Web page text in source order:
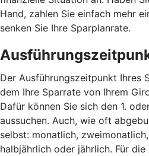
Hand, zahlen Sie einfach mehr
senken Sie Ihre Sparplanrate.
Der Ausführungszeitpunkt Ihres
dem Ihre Sparrate von Ihrem
Dafür können Sie sich den 1.
aussuchen. Auch, wie oft
selbst: monatlich,
halbjährlich oder jährlich. Für